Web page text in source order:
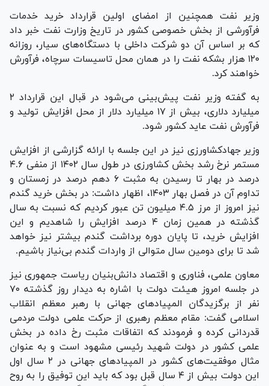
وزیر نفت همچنین از امضای اولین قرارداد خرید خدمات
فرآورشی از بخش خصوصی کشور در تاریخ وزارت نفت خبر داد
که بر اساس آن دو شرکت داخلی با دستگاه‌های سیار، روزانه
۱۲۰ هزار بشکه نفت را در همان محل تاسیسات سرچاه، فرآورش
خواهند کرد.
به گفته وزیر نفت پیش‌بینی می‌شود در قبال این قرارداد ۲
میلیارد دلاری، بیش از ۱۷ میلیارد دلار از محل افزایش تولید و
فرآورش نفت عاید کشور شود.
وزیر جهادکشاورزی نیز در این جلسه با ارائه گزارشی از افزایش
مستمر نرخ رشد بخش کشاورزی در طول سال ۱۴۰۲ از منفی ۴.۶
درصد در بهار تا رسیدن به مثبت ۶ دهم درصد در زمستان و
تداوم آن در فصل بهار ۱۴۰۳، اظهار داشت: در بخش خرید گندم
نیز امروز از مرز ۴.۵ میلیون تن عبور کردیم که نسبت به سال
گذشته در همین زمان ۴ درصد افزایش را شاهدیم و این
افزایش خرید، تا پایان دوره برداشت گندم بیشتر نیز خواهد
شد تا برای دومین سال متوالی از واردات گندم بی‌نیاز باشیم.
معاون علمی، فناوری و اقتصاد دانش‌بنیان ریاست جمهوری نیز
در جلسه امروز هیئت دولت با اشاره به دیدار روز گذشته ۷۰
نفر از برگزیدگان المپیاد‌های جهانی با رهبر معظم انقلاب
اسلامی گفت: مقام معظم رهبری از حرکت علمی دولت مردمی
قدردانی کرده و فرمودند که اتفاقات مثبت رخ داده در بخش
علمی کشور در دولت شهید رئیسی مشهود است و به عنوان
مثال موفقیت‌های کشور در المپیاد‌های جهانی در ۲ سال اول
این دولت بیش از ۴ سال قبل بود که باید این توفیق را به روح